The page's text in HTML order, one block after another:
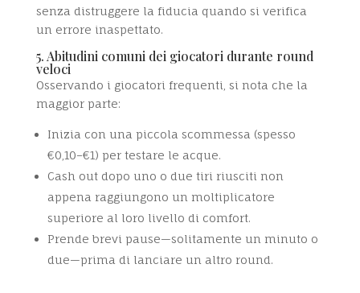
senza distruggere la fiducia quando si verifica
un errore inaspettato.
5. Abitudini comuni dei giocatori durante round
veloci
Osservando i giocatori frequenti, si nota che la
maggior parte:
Inizia con una piccola scommessa (spesso
€0,10–€1) per testare le acque.
Cash out dopo uno o due tiri riusciti non
appena raggiungono un moltiplicatore
superiore al loro livello di comfort.
Prende brevi pause—solitamente un minuto o
due—prima di lanciare un altro round.